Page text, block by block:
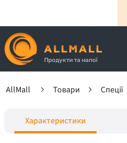
Продукти та напої
AllMall Товари Спеції
Характеристики